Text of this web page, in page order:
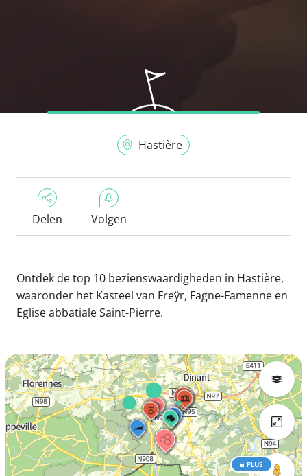
Hastière
Delen Volgen
Ontdek de top 10 bezienswaardigheden in Hastière,
waaronder het Kasteel van Freÿr, Fagne-Famenne en
Eglise abbatiale Saint-Pierre.
PLUS